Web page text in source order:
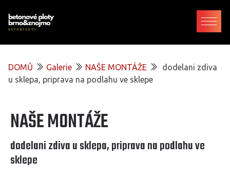
DOMŮ Galerie NAŠE MONTÁŽE
dodelani zdiva
u sklepa, priprava na podlahu ve sklepe
NAŠE MONTÁŽE
dodelani zdiva u sklepa, priprava na podlahu ve
sklepe